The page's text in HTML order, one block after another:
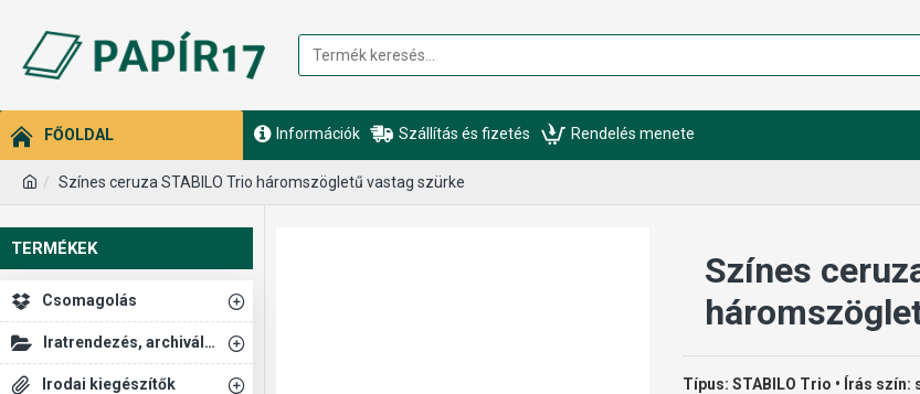
FŐOLDAL Információk Szállítás és fizetés Rendelés menete
Színes ceruza STABILO Trio háromszögletű vastag szürke
TERMÉKEK
Csomagolás
Iratrendezés, archiválás
Irodai kiegészítők
Színes
Típus: STABILO Trio • Írás